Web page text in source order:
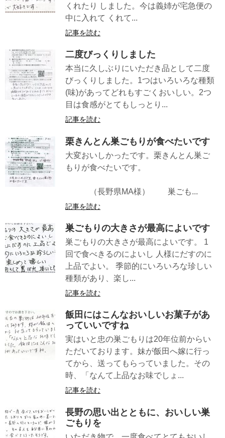
くれたり しました。今は義姉が宅急便の
中に入れて くれて...
記事を読む
二度びっくりしました
本当に久しぶりにいただき品として二度
びっくりしました。1つはいろいろな種類
(味)があってどれもすごくおいしい。2つ
目は食感がとてもしっとり...
記事を読む
栗きんとん巣ごもりが食べたいです
大変おいしかったです。栗きんとん巣ご
もりが食べたいです。
（長野県MA様） 巣ごも...
記事を読む
巣ごもりの大きさが最高によいです
巣ごもりの大きさが最高によいです。 1
回で食べきるのによいし 人様にだすのに
上品でよい。 季節的にいろいろな珍しい
種類があり、楽し...
記事を読む
飯田にはこんなおいしいお菓子があ
っていいですね
実はいと忠の巣ごもりは20年位前からい
ただいております。妹が飯田へ嫁に行っ
てから、送ってもらっていました。その
時、「なんて上品なお味でしょ...
記事を読む
長野の思い出とともに、おいしい巣
ごもりを